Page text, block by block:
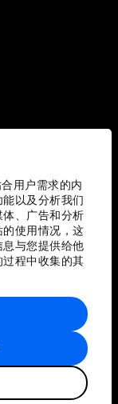
用户需求的内
以及分析我们
、广告和分析
使用情况，这
与您提供给他
程中收集的其